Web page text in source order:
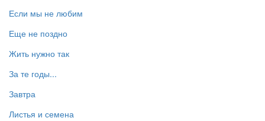
Если мы не любим
Еще не поздно
Жить нужно так
За те годы...
Завтра
Листья и семена